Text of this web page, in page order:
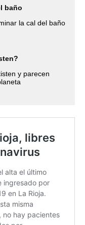
baño
la cal del baño
y parecen